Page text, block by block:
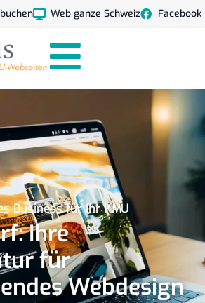
Web ganze Schweiz Facebook
Business für Ihr KMU
Ihre
für
Webdesign